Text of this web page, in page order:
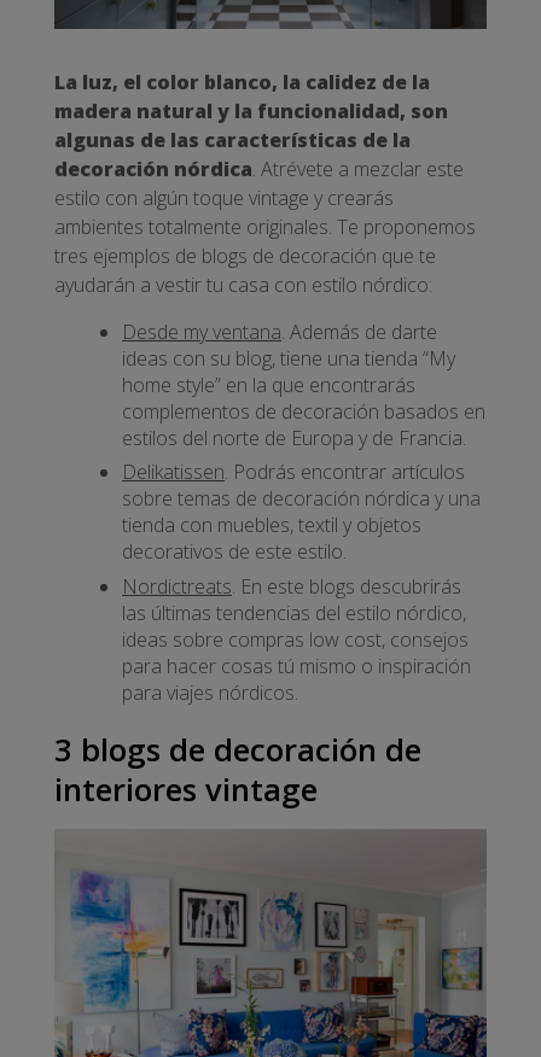
La luz, el color blanco, la calidez de la
madera natural y la funcionalidad, son
algunas de las características de la
decoración nórdica. Atrévete a mezclar este
estilo con algún toque vintage y crearás
ambientes totalmente originales. Te proponemos
tres ejemplos de blogs de decoración que te
ayudarán a vestir tu casa con estilo nórdico:
Desde my ventana. Además de darte
ideas con su blog, tiene una tienda “My
home style” en la que encontrarás
complementos de decoración basados en
estilos del norte de Europa y de Francia.
Delikatissen. Podrás encontrar artículos
sobre temas de decoración nórdica y una
tienda con muebles, textil y objetos
decorativos de este estilo.
Nordictreats. En este blogs descubrirás
las últimas tendencias del estilo nórdico,
ideas sobre compras low cost, consejos
para hacer cosas tú mismo o inspiración
para viajes nórdicos.
3 blogs de decoración de
interiores vintage